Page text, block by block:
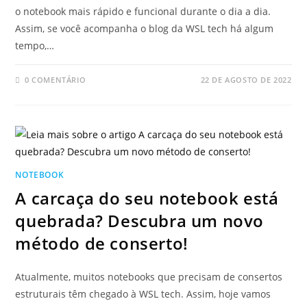
o notebook mais rápido e funcional durante o dia a dia.
Assim, se você acompanha o blog da WSL tech há algum
tempo,…
0 COMENTÁRIO 22 DE AGOSTO DE 2022
NOTEBOOK
A carcaça do seu notebook está
quebrada? Descubra um novo
método de conserto!
Atualmente, muitos notebooks que precisam de consertos
estruturais têm chegado à WSL tech. Assim, hoje vamos